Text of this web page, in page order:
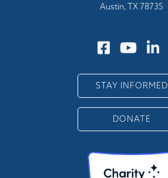
Austin, TX 78735
STAY INFORMED
DONATE